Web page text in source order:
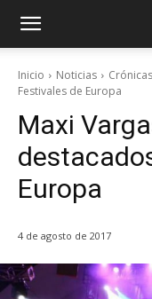
Inicio Noticias Crónicas
Festivales de Europa
Maxi
Europa
4 de agosto de 2017